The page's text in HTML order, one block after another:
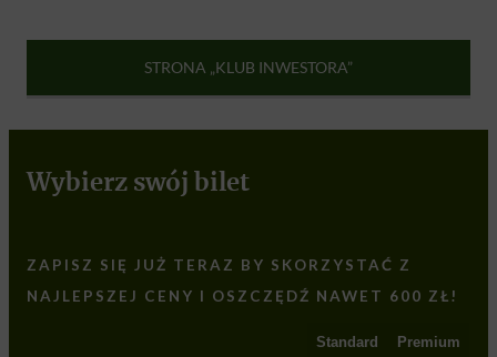
STRONA „KLUB INWESTORA”
Wybierz swój bilet
ZAPISZ SIĘ JUŻ TERAZ BY SKORZYSTAĆ Z
NAJLEPSZEJ CENY I OSZCZĘDŹ NAWET 600 ZŁ!
Standard Premium